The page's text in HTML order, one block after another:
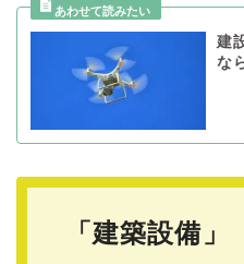
建
な
「建築設備